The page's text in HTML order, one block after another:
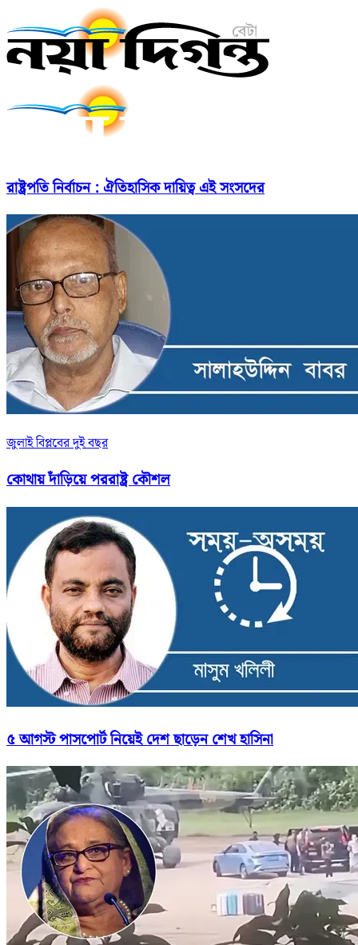
রাষ্ট্রপতি নির্বাচন : ঐতিহাসিক দায়িত্ব এই সংসদের
জুলাই বিপ্লবের দুই বছর
কোথায় দাঁড়িয়ে পররাষ্ট্র কৌশল
৫ আগস্ট পাসপোর্ট নিয়েই দেশ ছাড়েন শেখ হাসিনা